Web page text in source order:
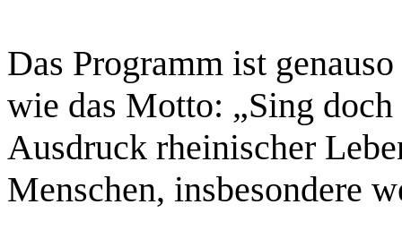
Das Programm ist
wie das Motto: „Sing
Ausdruck rheinischer
Menschen, insbesondere